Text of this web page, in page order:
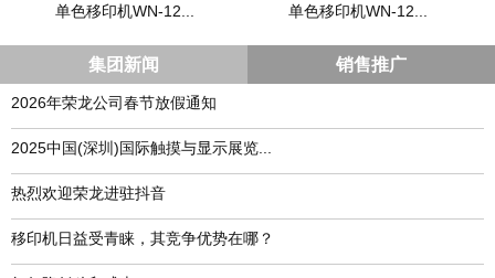
单色移印机WN-12... 单色移印机WN-12...
集团新闻 销售推广
2026年荣龙公司春节放假通知
​2025中国(深圳)国际触摸与显示展览...
热烈欢迎荣龙进驻抖音
移印机日益受青睐，其竞争优势在哪？